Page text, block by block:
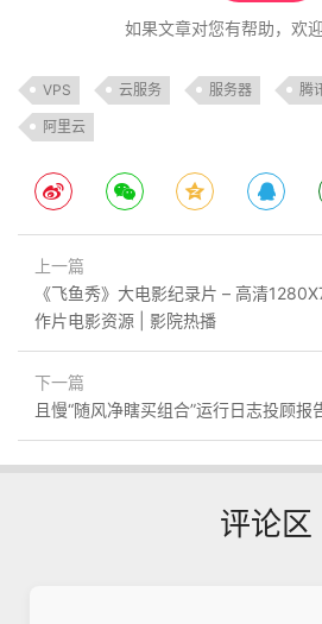
如果文章对您有帮助，欢
VPS 云服务 服务器 腾
阿里云
上一篇
《飞鱼秀》大电影纪录片 – 高清
作片电影资源 | 影院热播
下一篇
且慢“随风净瞎买组合”运行日志投顾报
评论区